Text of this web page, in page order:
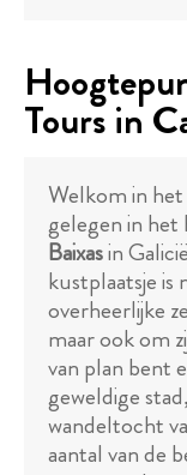
Tours in
Welkom in
gelegen in het
Baixasin
kustplaatsje is
overheerlijke
maar ook om
van plan bent
geweldige
wandeltocht
aantal van de